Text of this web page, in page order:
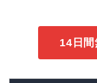
14日